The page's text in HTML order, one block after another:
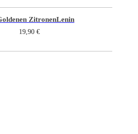
ZitronenLenin
19,90 €